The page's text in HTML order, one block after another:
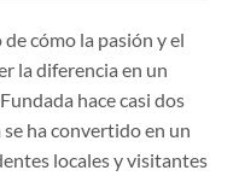
cómo la pasión y el
la diferencia en un
hace casi dos
ha convertido en un
locales y visitantes